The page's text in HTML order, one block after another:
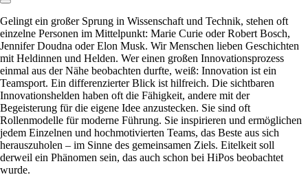
Link zum Abschnitt kopieren:
Gelingt ein großer Sprung in Wissenschaft und Technik, stehen oft
einzelne Personen im Mittelpunkt: Marie Curie oder Robert Bosch,
Jennifer Doudna oder Elon Musk. Wir Menschen lieben Geschichten
mit Heldinnen und Helden. Wer einen großen Innovationsprozess
einmal aus der Nähe beobachten durfte, weiß: Innovation ist ein
Teamsport. Ein differenzierter Blick ist hilfreich. Die sichtbaren
Innovationshelden haben oft die Fähigkeit, andere mit der
Begeisterung für die eigene Idee anzustecken. Sie sind oft
Rollenmodelle für moderne Führung. Sie inspirieren und ermöglichen
jedem Einzelnen und hochmotivierten Teams, das Beste aus sich
herauszuholen – im Sinne des gemeinsamen Ziels. Eitelkeit soll
derweil ein Phänomen sein, das auch schon bei HiPos beobachtet
wurde.